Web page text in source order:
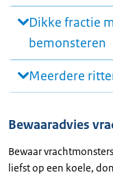
Dikke fractie
bemonsteren
Meerdere
Bewaaradvies
Bewaar
liefst op een koele,